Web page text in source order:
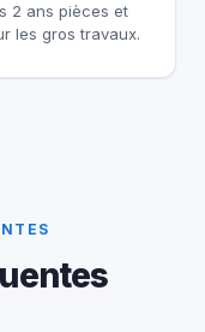
2 ans pièces et
les gros travaux.